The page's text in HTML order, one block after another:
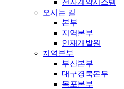
전자계약시스템
오시는 길
본부
지역본부
인재개발원
지역본부
부산본부
대구경북본부
목포본부